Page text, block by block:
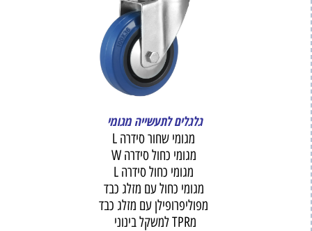
גלגלים לתעשייה מגומי
מגומי שחור סידרה L
מגומי כחול סידרה W
מגומי כחול סידרה L
מגומי כחול עם מזלג כבד
מפוליפרופילן עם מזלג כבד
מTPR למשקל בינוני